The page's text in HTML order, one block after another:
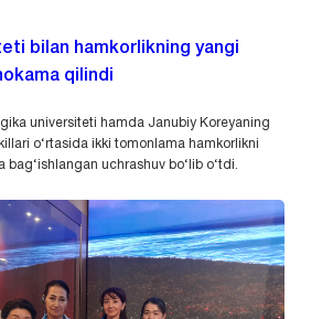
bilan hamkorlikning yangi
qilindi
universiteti hamda Janubiy Koreyaning
o‘rtasida ikki tomonlama hamkorlikni
uchrashuv bo‘lib o‘tdi.